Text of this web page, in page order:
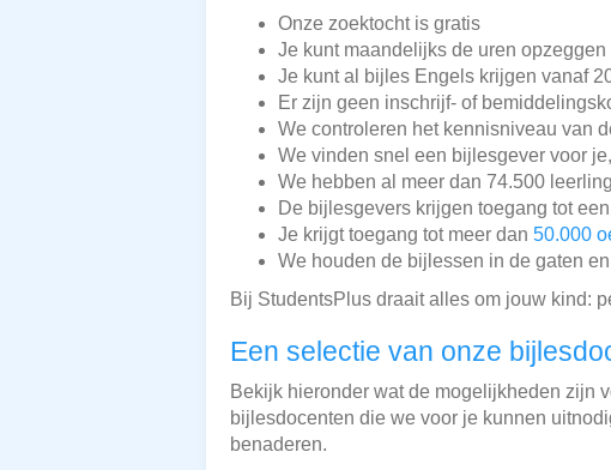
Onze zoektocht is gratis
Je kunt maandelijks de uren
Je kunt al bijles Engels krijgen vanaf
Er zijn geen inschrijf- of
We controleren het kennisniveau van
We vinden snel een bijlesgever voor
We hebben al meer dan 74.500
De bijlesgevers krijgen toegang tot een
Je krijgt toegang tot meer dan 50.000
We houden de bijlessen in de gaten
Bij StudentsPlus draait alles om jouw kind:
Een selectie van onze
Bekijk hieronder wat de mogelijkheden zijn
bijlesdocenten die we voor je kunnen
benaderen.